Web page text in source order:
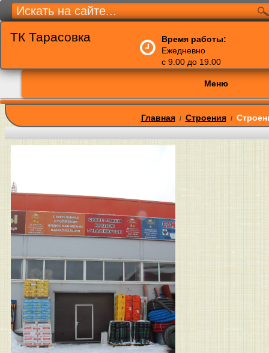
ТК Тарасовка
Время работы:
Ежедневно
с 9.00 до 19.00
Меню
Главная / Строения /